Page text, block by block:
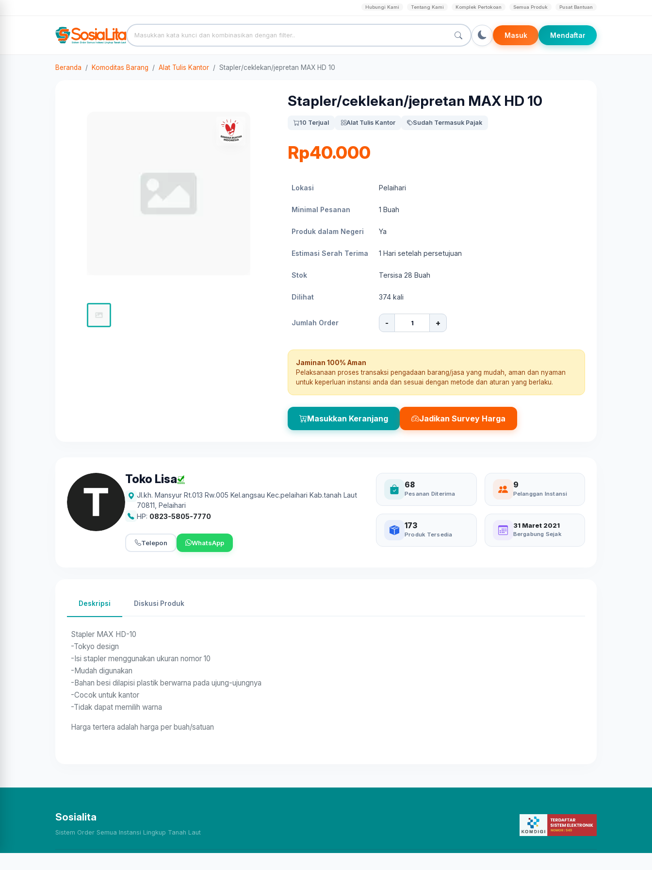
Hubungi Kami Tentang Kami Komplek Pertokoan Semua Produk Pusat Bantuan
Masuk Mendaftar
Beranda Komoditas Barang Alat Tulis Kantor Stapler/ceklekan/jepretan MAX HD 10
Stapler/ceklekan/jepretan MAX HD 10
10 Terjual Alat Tulis Kantor Sudah Termasuk Pajak
Rp40.000
Lokasi Pelaihari
Minimal Pesanan 1 Buah
Produk dalam Negeri Ya
Estimasi Serah Terima 1 Hari setelah persetujuan
Stok Tersisa 28 Buah
Dilihat 374 kali
Jumlah Order - +
Jaminan 100% Aman
Pelaksanaan proses transaksi pengadaan barang/jasa yang mudah, aman dan nyaman
untuk keperluan instansi anda dan sesuai dengan metode dan aturan yang berlaku.
Masukkan Keranjang Jadikan Survey Harga
Toko Lisa
Jl.kh. Mansyur Rt.013 Rw.005 Kel.angsau Kec.pelaihari Kab.tanah Laut
70811 Pelaihari
HP: 0823-5805-7770
Telepon WhatsApp
68
Pesanan Diterima
9
Pelanggan Instansi
173
Produk Tersedia
31 Maret 2021
Bergabung Sejak
Deskripsi Diskusi Produk
Stapler MAX HD-10
-Tokyo design
-Isi stapler menggunakan ukuran nomor 10
-Mudah digunakan
-Bahan besi dilapisi plastik berwarna pada ujung-ujungnya
-Cocok untuk kantor
-Tidak dapat memilih warna
Harga tertera adalah harga per buah/satuan
Sosialita
Sistem Order Semua Instansi Lingkup Tanah Laut